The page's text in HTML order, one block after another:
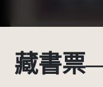
藏書票